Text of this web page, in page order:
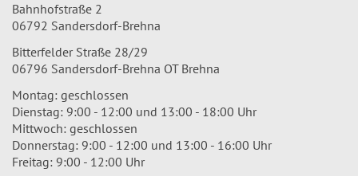
Bahnhofstraße 2
06792 Sandersdorf-Brehna
Bitterfelder Straße 28/29
06796 Sandersdorf-Brehna OT Brehna
Montag: geschlossen
Dienstag: 9:00 - 12:00 und 13:00 - 18:00 Uhr
Mittwoch: geschlossen
Donnerstag: 9:00 - 12:00 und 13:00 - 16:00 Uhr
Freitag: 9:00 - 12:00 Uhr